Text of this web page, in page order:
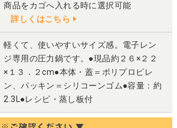
商品をカゴへ入れる時に選択可能
詳しくはこちら
軽くて、使いやすいサイズ感。電子レン
ジ専用の圧力鍋です。●現品約２６×２２
×１３．２cm●本体・蓋＝ポリプロピレ
ン、パッキン＝シリコーンゴム●容量：約
2.3L●レシピ・蒸し板付